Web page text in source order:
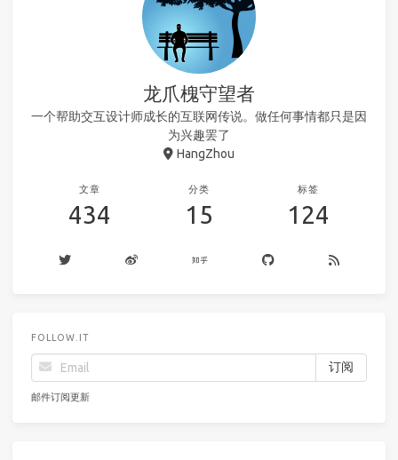
龙爪槐守望者
一个帮助交互设计师成长的互联网传说。做任何事情都只是因
为兴趣罢了
HangZhou
文章
434
分类
15
标签
124
FOLLOW.IT
邮件订阅更新